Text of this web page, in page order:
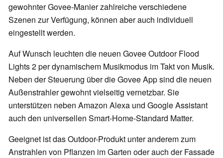
gewohnter Govee-Manier zahlreiche verschiedene
Szenen zur Verfügung, können aber auch individuell
eingestellt werden.
Auf Wunsch leuchten die neuen Govee Outdoor Flood
Lights 2 per dynamischem Musikmodus im Takt von Musik.
Neben der Steuerung über die Govee App sind die neuen
Außenstrahler gewohnt vielseitig vernetzbar. Sie
unterstützen neben Amazon Alexa und Google Assistant
auch den universellen Smart-Home-Standard Matter.
Geeignet ist das Outdoor-Produkt unter anderem zum
Anstrahlen von Pflanzen im Garten oder auch der Fassade